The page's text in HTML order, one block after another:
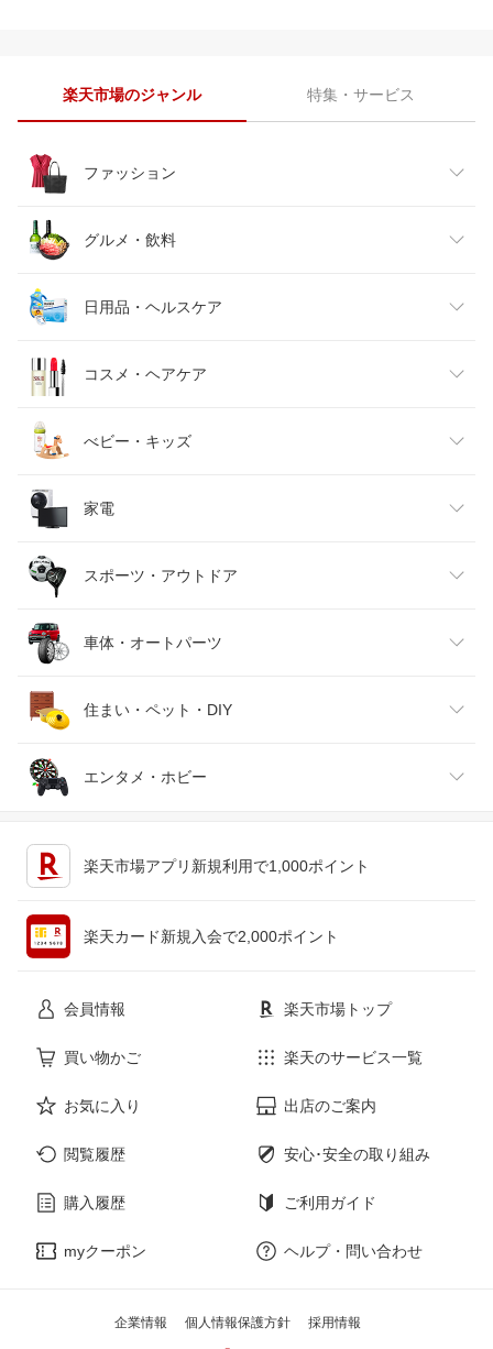
楽天市場のジャンル 特集・サービス
ファッション
レディースファッション
メンズファッション
キッズファッション
ベビーファッション
インナー・下着・ナイトウェア
バッグ・小物・ブランド雑貨
靴
腕時計
ジュエリー・アクセサリー
グルメ・飲料
食品
スイーツ・お菓子
水・ソフトドリンク
ビール・洋酒
ワイン
日本酒・焼酎
日用品・ヘルスケア
日用品雑貨・文房具・手芸
ダイエット・健康
医薬品・コンタクト・介護
コスメ・ヘアケア
美容・コスメ・香水
べビー・キッズ
キッズ・ベビー・マタニティ
おもちゃ
家電
家電
TV・オーディオ・カメラ
スマートフォン・タブレット
パソコン・周辺機器
スポーツ・アウトドア
スポーツ・アウトドア
ゴルフ
車体・オートパーツ
車用品・バイク用品
車・バイク
住まい・ペット・DIY
インテリア・寝具・収納
エンタメ・ホビー
本・雑誌・コミック
楽天市場アプリ新規利用で1,000ポイント
楽天カード新規入会で2,000ポイント
会員情報 楽天市場トップ
買い物かご 楽天のサービス一覧
お気に入り 出店のご案内
閲覧履歴 安心･安全の取り組み
購入履歴 ご利用ガイド
myクーポン ヘルプ・問い合わせ
企業情報 個人情報保護方針 採用情報